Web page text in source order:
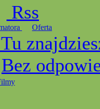
Rss
Oferta
Tu
Bez